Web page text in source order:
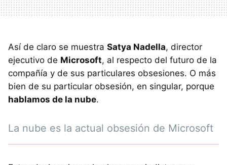
Así de claro se muestra Satya Nadella, director
ejecutivo de Microsoft, al respecto del futuro de la
compañía y de sus particulares obsesiones. O más
bien de su particular obsesión, en singular, porque
hablamos de la nube.
La nube es la actual obsesión de Microsoft